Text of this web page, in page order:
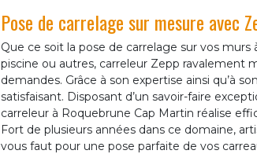
Pose de carrelage sur mesure avec
Que ce soit la pose de carrelage sur vos murs
piscine ou autres, carreleur Zepp ravalement
demandes. Grâce à son expertise ainsi qu’à
satisfaisant. Disposant d’un savoir-faire
carreleur à Roquebrune Cap Martin réalise
Fort de plusieurs années dans ce domaine,
vous faut pour une pose parfaite de vos